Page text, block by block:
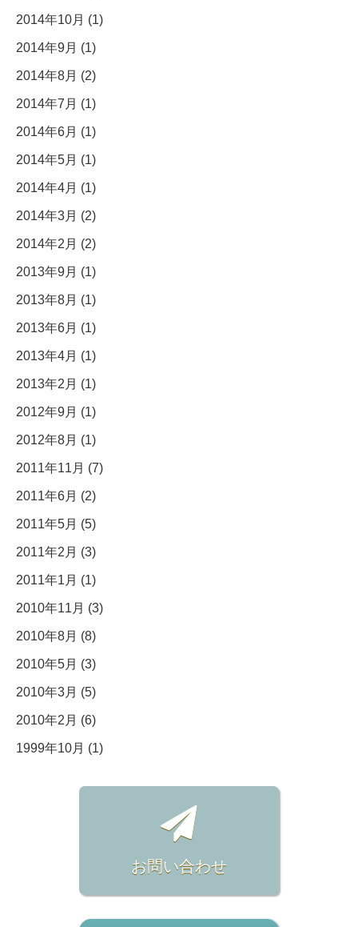
2014年10月 (1)
2014年9月 (1)
2014年8月 (2)
2014年7月 (1)
2014年6月 (1)
2014年5月 (1)
2014年4月 (1)
2014年3月 (2)
2014年2月 (2)
2013年9月 (1)
2013年8月 (1)
2013年6月 (1)
2013年4月 (1)
2013年2月 (1)
2012年9月 (1)
2012年8月 (1)
2011年11月 (7)
2011年6月 (2)
2011年5月 (5)
2011年2月 (3)
2011年1月 (1)
2010年11月 (3)
2010年8月 (8)
2010年5月 (3)
2010年3月 (5)
2010年2月 (6)
1999年10月 (1)
お問い合わせ